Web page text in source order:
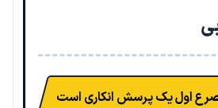
اول یک پرسش انکاری است